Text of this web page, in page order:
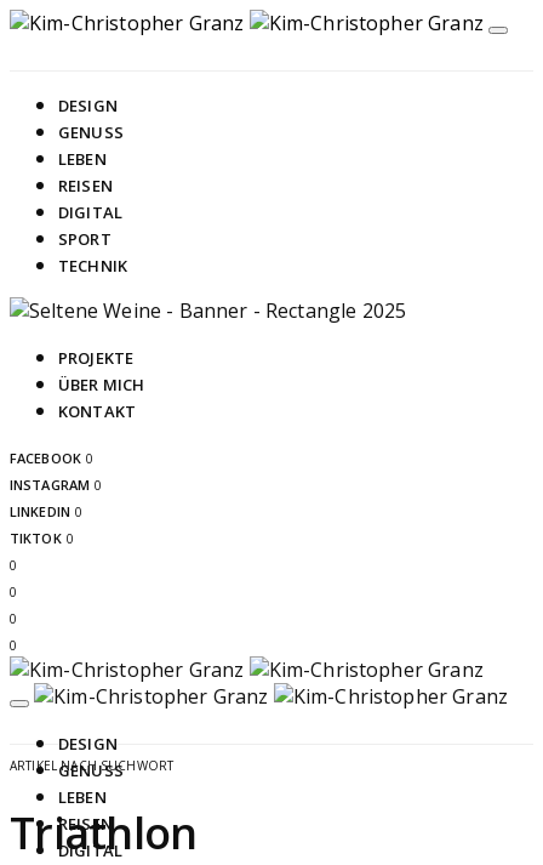
DESIGN
GENUSS
LEBEN
REISEN
DIGITAL
SPORT
TECHNIK
PROJEKTE
ÜBER MICH
KONTAKT
FACEBOOK 0
INSTAGRAM 0
LINKEDIN 0
TIKTOK 0
0
0
0
0
DESIGN
GENUSS
LEBEN
REISEN
DIGITAL
ARTIKEL NACH SUCHWORT
Triathlon